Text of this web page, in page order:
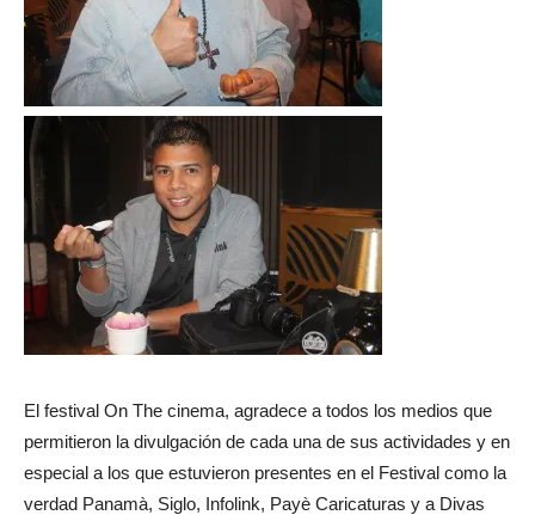
El festival On The cinema, agradece a todos los medios que
permitieron la divulgación de cada una de sus actividades y en
especial a los que estuvieron presentes en el Festival como la
verdad Panamà, Siglo, Infolink, Payè Caricaturas y a Divas